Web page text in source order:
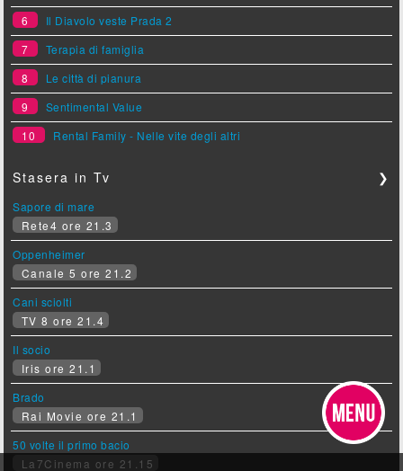
6
Il Diavolo veste Prada 2
7
Terapia di famiglia
8
Le città di pianura
9
Sentimental Value
10
Rental Family - Nelle vite degli altri
Stasera in Tv ❯
Sapore di mare
Rete4 ore 21.3
Oppenheimer
Canale 5 ore 21.2
Cani sciolti
TV 8 ore 21.4
Il socio
Iris ore 21.1
Brado
Rai Movie ore 21.1
50 volte il primo bacio
La7Cinema ore 21.15